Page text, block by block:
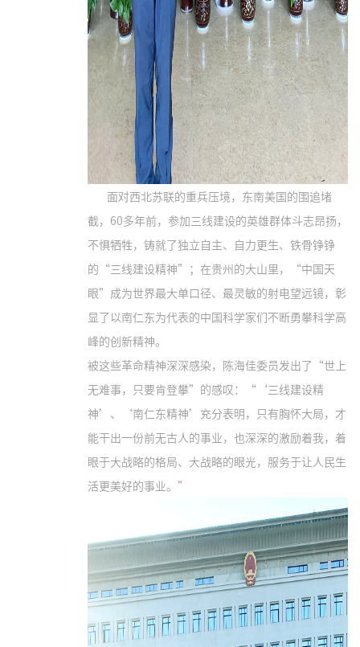
面对西北苏联的重兵压境，东南美国的围追堵
截，60多年前，参加三线建设的英雄群体斗志昂扬，
不惧牺牲，铸就了独立自主、自力更生、铁骨铮铮
的“三线建设精神”；在贵州的大山里，“中国天
眼”成为世界最大单口径、最灵敏的射电望远镜，彰
显了以南仁东为代表的中国科学家们不断勇攀科学高
峰的创新精神。
被这些革命精神深深感染，陈海佳委员发出了“世上
无难事，只要肯登攀”的感叹：“‘三线建设精
神’、‘南仁东精神’充分表明，只有胸怀大局，才
能干出一份前无古人的事业，也深深的激励着我，着
眼于大战略的格局、大战略的眼光，服务于让人民生
活更美好的事业。”